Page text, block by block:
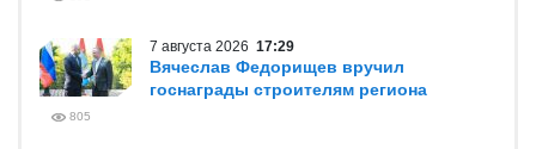
7 августа 2026 17:29
Вячеслав Федорищев вручил
госнаграды строителям региона
805